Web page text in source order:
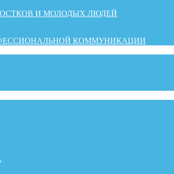
И МОЛОДЫХ ЛЮДЕЙ
КОММУНИКАЦИИ